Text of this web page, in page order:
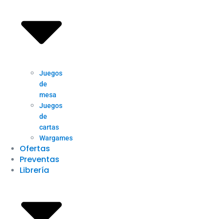
Juegos
de
mesa
Juegos
de
cartas
Wargames
Ofertas
Preventas
Librería